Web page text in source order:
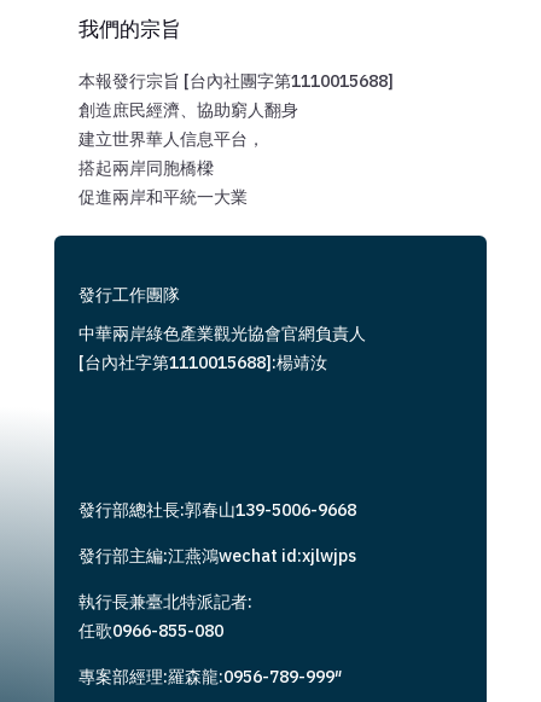
我們的宗旨
本報發行宗旨 [台內社團字第1110015688]
創造庶民經濟、協助窮人翻身
建立世界華人信息平台，
搭起兩岸同胞橋樑
促進兩岸和平統一大業
發行工作團隊
中華兩岸綠色產業觀光協會官網負責人
[台內社字第1110015688]:楊靖汝
發行部總社長:郭春山139-5006-9668
發行部主編:江燕鴻wechat id:xjlwjps
執行長兼臺北特派記者:
任歌0966-855-080
專案部經理:羅森龍:0956-789-999″